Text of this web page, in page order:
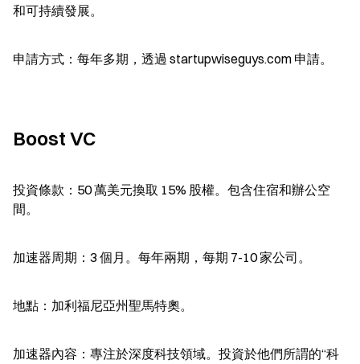
和可持續發展。
申請方式：每年多期，透過 startupwiseguys.com 申請。
Boost VC
投資條款：50 萬美元換取 15% 股權。包含住宿和辦公空
間。
加速器周期：3 個月。每年兩期，每期 7-10 家公司。
地點：加利福尼亞州聖馬特奧。
加速器內容：專注於深度科技領域。投資於他們所謂的“科